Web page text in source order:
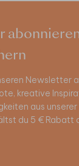
Newsletter
kreative
aus
du 5 € Rabatt